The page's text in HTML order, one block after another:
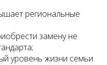
региональные
замену не
уровень жизни семьи.